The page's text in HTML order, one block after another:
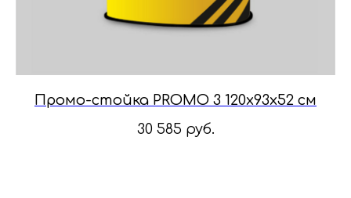
Промо-стойка PROMO 3 120х93х52 см
30 585 руб.